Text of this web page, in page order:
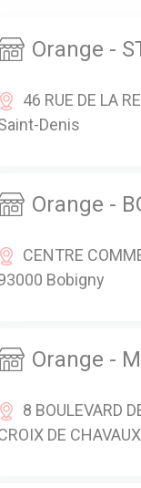
Orange -
46 RUE DE LA
Denis
Orange -
CENTRE
Bobigny
Orange -
8 BOULEVARD
DE